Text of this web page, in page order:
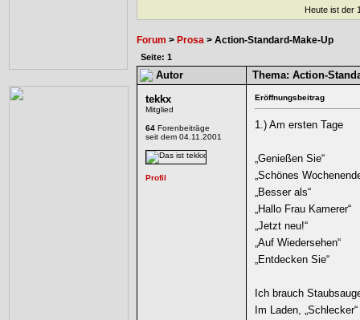
Heute ist der
Forum > Prosa > Action-Standard-Make-Up
Seite: 1
Autor Thema: Action-
tekkx
Mitglied
64 Forenbeiträge
seit dem 04.11.2001
Eröffnungsbeitrag
1.) Am ersten Tage
„Genießen Sie“
„Schönes
„Besser als“
„Hallo Frau Kamerer“
„Jetzt neu!“
„Auf Wiedersehen“
„Entdecken Sie“
Ich brauch
Im Laden,